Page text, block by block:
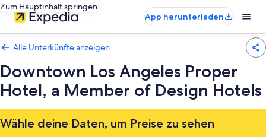
Zum Hauptinhalt springen
App herunterladen
Alle Unterkünfte anzeigen
Downtown Los Angeles Proper
Hotel, a Member of Design Hotels
Wähle deine Daten, um Preise zu sehen